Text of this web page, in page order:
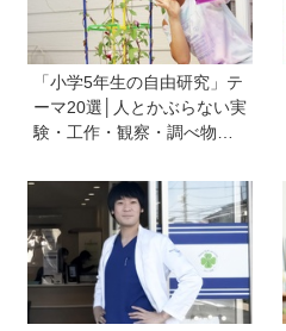
「小学5年生の自由研究」テ
ーマ20選│人とかぶらない実
験・工作・観察・調べ物の